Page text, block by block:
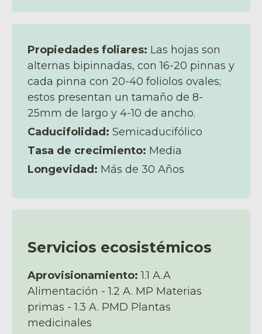
Propiedades foliares: Las hojas son
alternas bipinnadas, con 16-20 pinnas y
cada pinna con 20-40 foliolos ovales;
estos presentan un tamaño de 8-
25mm de largo y 4-10 de ancho.
Caducifolidad: Semicaducifólico
Tasa de crecimiento: Media
Longevidad: Más de 30 Años
Servicios ecosistémicos
Aprovisionamiento: 1.1 A.A
Alimentación - 1.2 A. MP Materias
primas - 1.3 A. PMD Plantas
medicinales